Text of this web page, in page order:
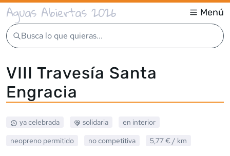
Aguas Abiertas 2026 Menú
Busca lo que quieras...
VIII Travesía Santa
Engracia
ya celebrada solidaria
en interior
neopreno permitido no competitiva 5,77 € / km